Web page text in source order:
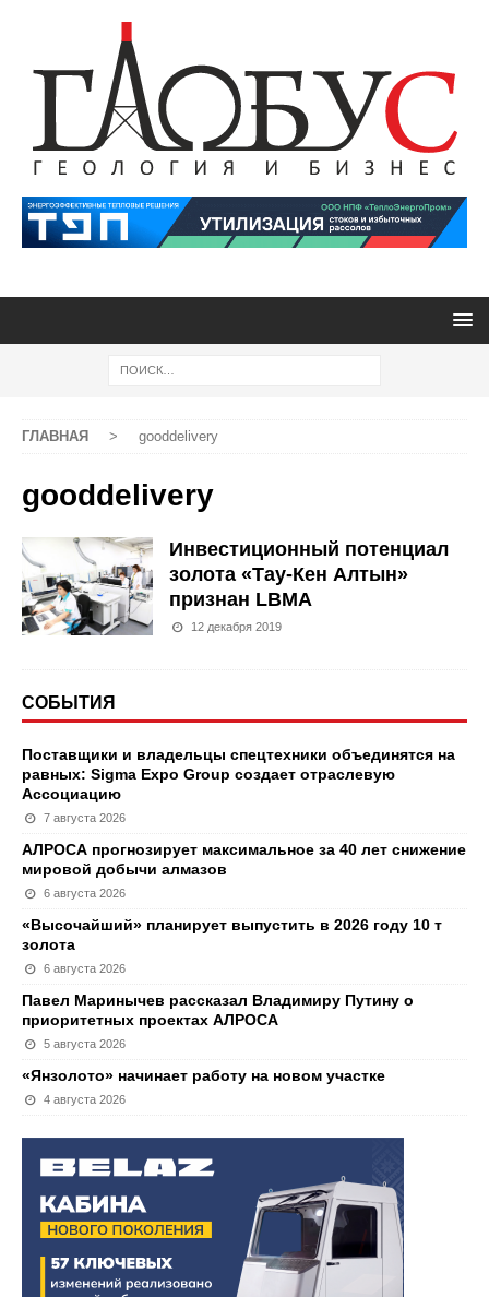
ГЛАВНАЯ > gooddelivery
gooddelivery
Инвестиционный потенциал
золота «Тау-Кен Алтын»
признан LBMA
12 декабря 2019
СОБЫТИЯ
Поставщики и владельцы спецтехники объединятся на
равных: Sigma Expo Group создает отраслевую
Ассоциацию
7 августа 2026
АЛРОСА прогнозирует максимальное за 40 лет снижение
мировой добычи алмазов
6 августа 2026
«Высочайший» планирует выпустить в 2026 году 10 т
золота
6 августа 2026
Павел Маринычев рассказал Владимиру Путину о
приоритетных проектах АЛРОСА
5 августа 2026
«Янзолото» начинает работу на новом участке
4 августа 2026